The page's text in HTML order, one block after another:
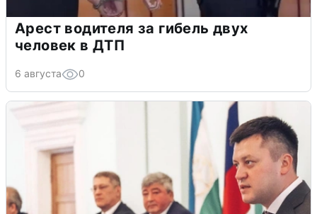
Арест водителя за гибель двух
человек в ДТП
6 августа 0